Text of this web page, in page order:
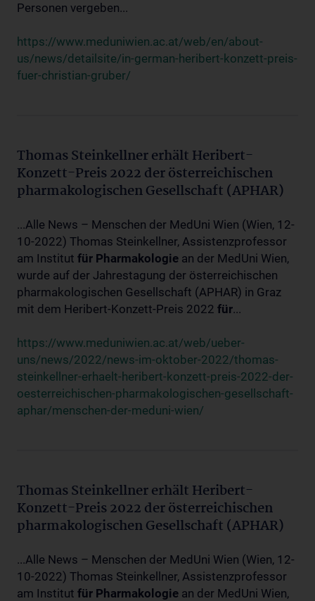
Personen vergeben...
https://www.meduniwien.ac.at/web/en/about-
us/news/detailsite/in-german-heribert-konzett-preis-
fuer-christian-gruber/
Thomas Steinkellner erhält Heribert-
Konzett-Preis 2022 der österreichischen
pharmakologischen Gesellschaft (APHAR)
...Alle News – Menschen der MedUni Wien (Wien, 12-
10-2022) Thomas Steinkellner, Assistenzprofessor
am Institut für Pharmakologie an der MedUni Wien,
wurde auf der Jahrestagung der österreichischen
pharmakologischen Gesellschaft (APHAR) in Graz
mit dem Heribert-Konzett-Preis 2022 für...
https://www.meduniwien.ac.at/web/ueber-
uns/news/2022/news-im-oktober-2022/thomas-
steinkellner-erhaelt-heribert-konzett-preis-2022-der-
oesterreichischen-pharmakologischen-gesellschaft-
aphar/menschen-der-meduni-wien/
Thomas Steinkellner erhält Heribert-
Konzett-Preis 2022 der österreichischen
pharmakologischen Gesellschaft (APHAR)
...Alle News – Menschen der MedUni Wien (Wien, 12-
10-2022) Thomas Steinkellner, Assistenzprofessor
am Institut für Pharmakologie an der MedUni Wien,